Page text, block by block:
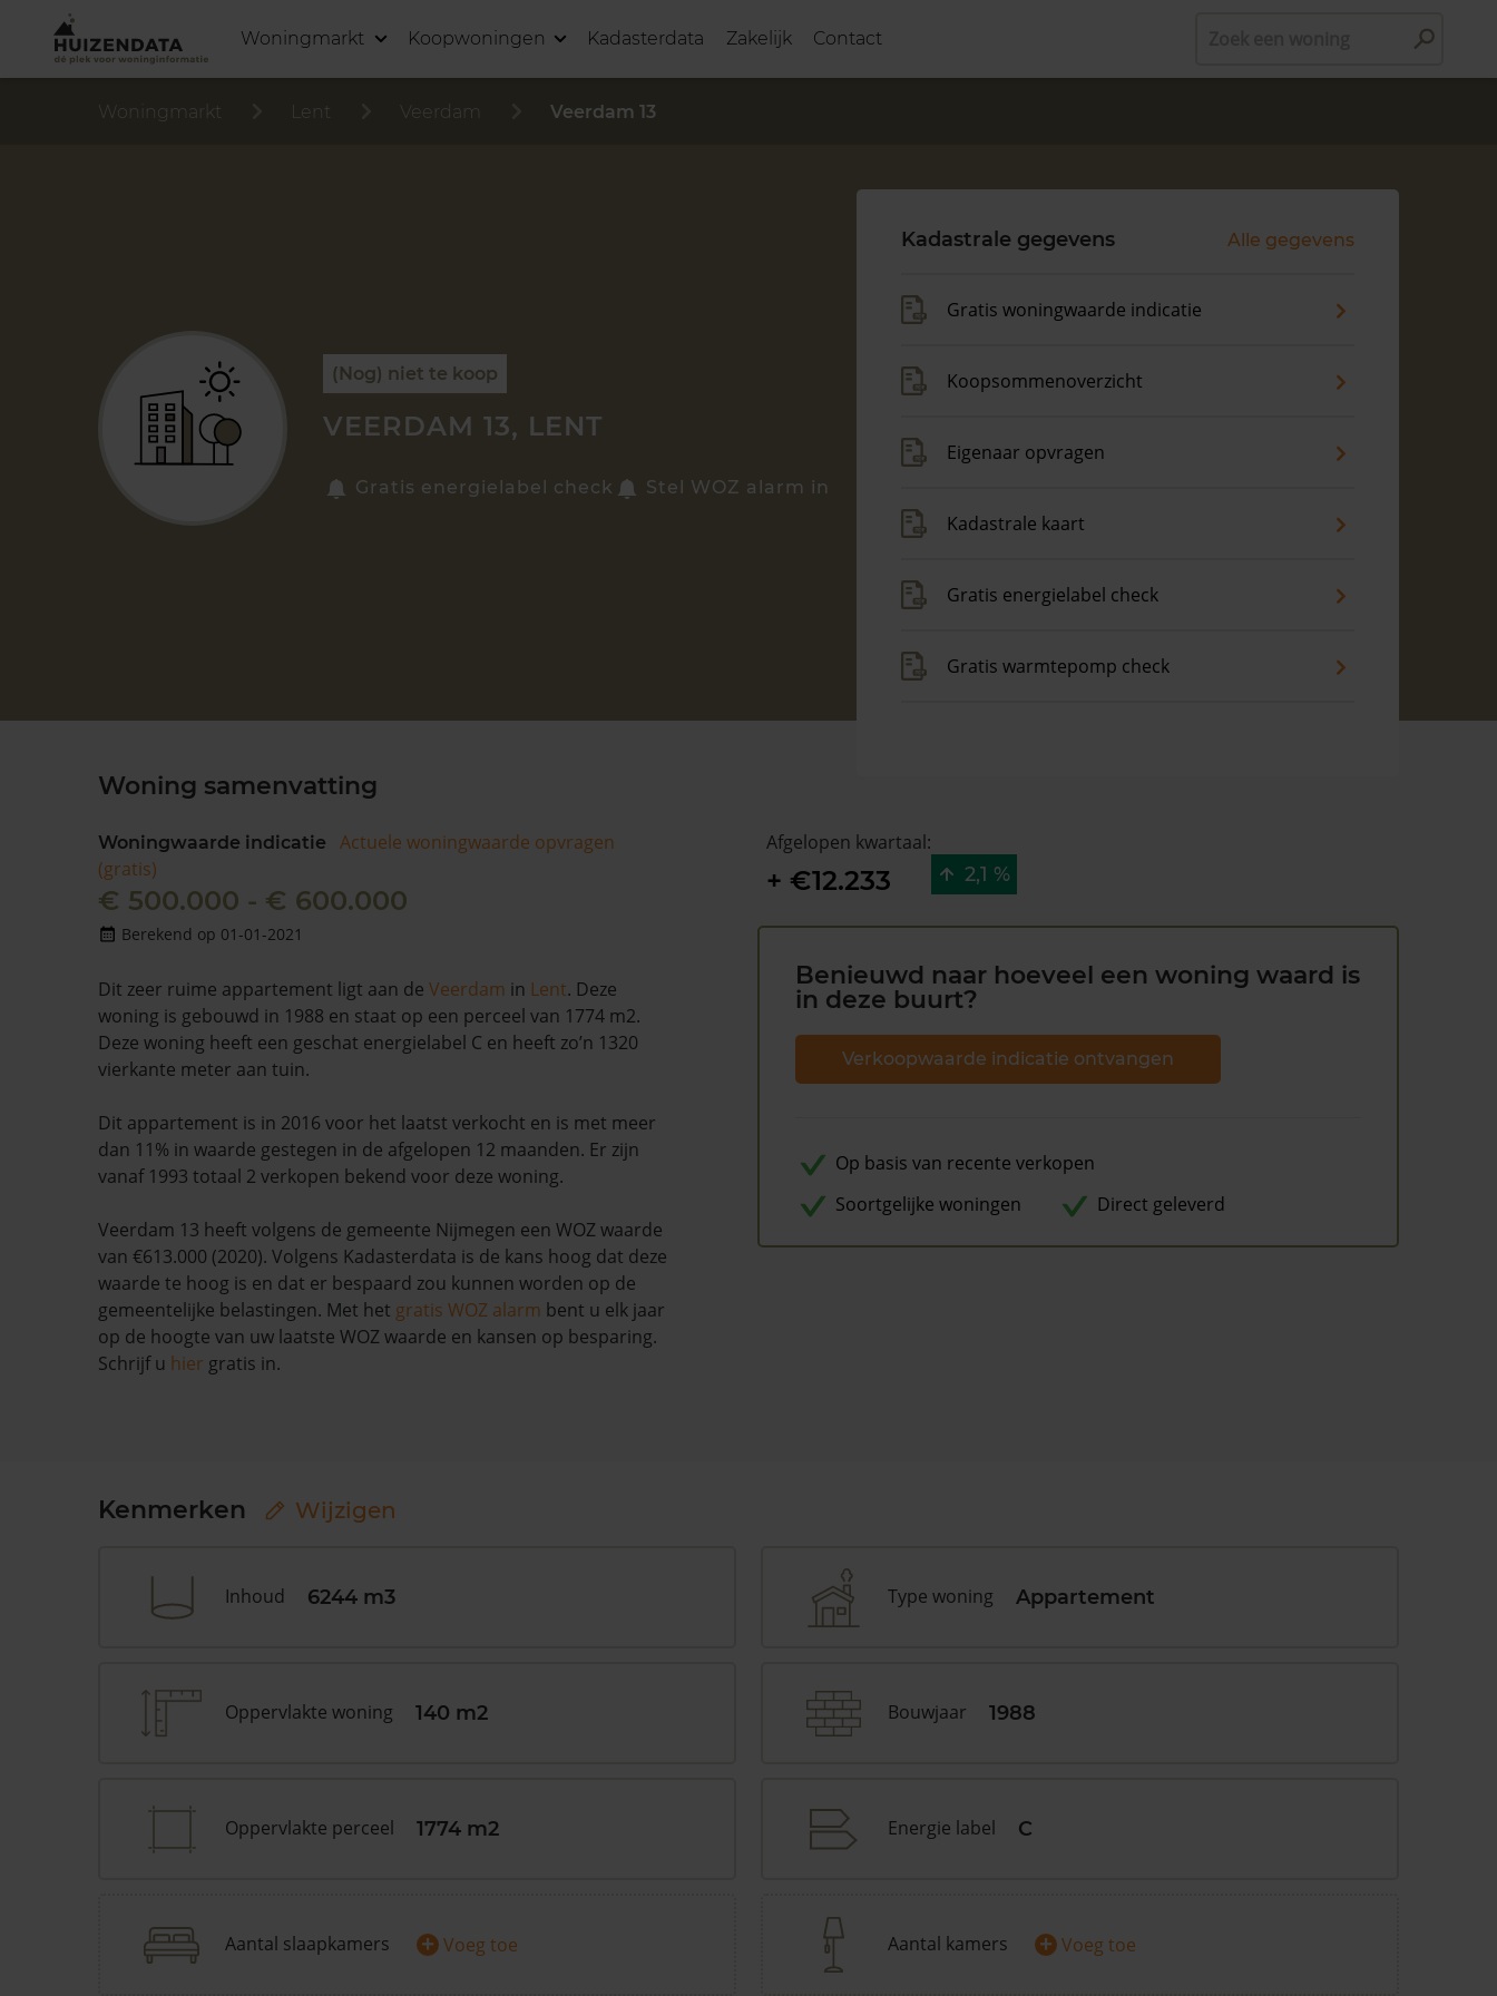
Woningmarkt Koopwoningen Kadasterdata Zakelijk Contact
Woningmarkt Lent Veerdam Veerdam 13
(Nog) niet te koop
VEERDAM 13, LENT
Gratis energielabel check Stel WOZ alarm in
Kadastrale gegevens Alle gegevens
Gratis woningwaarde indicatie
Koopsommenoverzicht
Eigenaar opvragen
Kadastrale kaart
Gratis energielabel check
Gratis warmtepomp check
Woning samenvatting
Woningwaarde indicatie
Actuele woningwaarde opvragen
(gratis)
€ 500.000 - € 600.000
Berekend op 01-01-2021
Dit zeer ruime appartement ligt aan de Veerdam in Lent. Deze
woning is gebouwd in 1988 en staat op een perceel van 1774 m2.
Deze woning heeft een geschat energielabel C en heeft zo’n 1320
vierkante meter aan tuin.
Dit appartement is in 2016 voor het laatst verkocht en is met meer
dan 11% in waarde gestegen in de afgelopen 12 maanden. Er zijn
vanaf 1993 totaal 2 verkopen bekend voor deze woning.
Veerdam 13 heeft volgens de gemeente Nijmegen een WOZ waarde
van €613.000 (2020). Volgens Kadasterdata is de kans hoog dat deze
waarde te hoog is en dat er bespaard zou kunnen worden op de
gemeentelijke belastingen. Met het gratis WOZ alarm bent u elk jaar
op de hoogte van uw laatste WOZ waarde en kansen op besparing.
Schrijf u hier gratis in.
Afgelopen kwartaal:
+ €12.233 2,1 %
Benieuwd naar hoeveel een woning waard is
in deze buurt?
Verkoopwaarde indicatie ontvangen
Op basis van recente verkopen
Soortgelijke woningen
Direct geleverd
Kenmerken Wijzigen
Inhoud 6244 m3 Type woning Appartement
Oppervlakte woning 140 m2 Bouwjaar 1988
Oppervlakte perceel 1774 m2 Energie label C
Aantal slaapkamers + Voeg toe Aantal kamers + Voeg toe